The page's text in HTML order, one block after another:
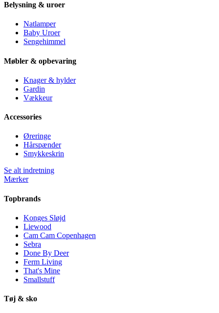
Belysning & uroer
Natlamper
Baby Uroer
Sengehimmel
Møbler & opbevaring
Knager & hylder
Gardin
Vækkeur
Accessories
Øreringe
Hårspænder
Smykkeskrin
Se alt indretning
Mærker
Topbrands
Konges Sløjd
Liewood
Cam Cam Copenhagen
Sebra
Done By Deer
Ferm Living
That's Mine
Smallstuff
Tøj & sko